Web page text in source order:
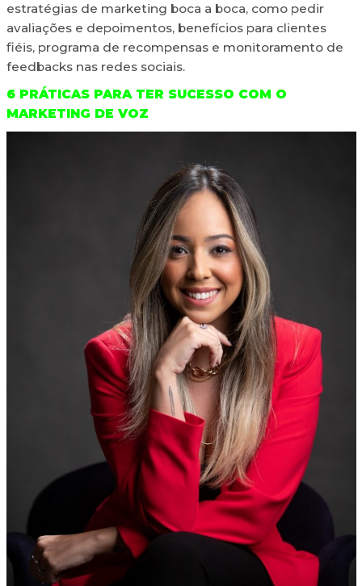
estratégias de marketing boca a boca, como pedir
avaliações e depoimentos, benefícios para clientes
fiéis, programa de recompensas e monitoramento de
feedbacks nas redes sociais.
6 PRÁTICAS PARA TER SUCESSO COM O
MARKETING DE VOZ